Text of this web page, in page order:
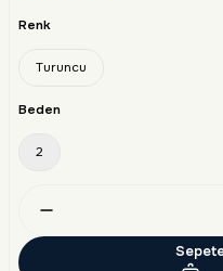
Renk
Turuncu
Beden
2